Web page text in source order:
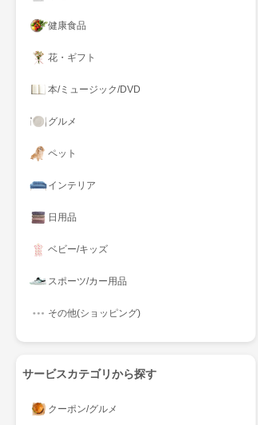
健康食品
花・ギフト
本/ミュージック/DVD
グルメ
ペット
インテリア
日用品
ベビー/キッズ
スポーツ/カー用品
その他(ショッピング)
サービスカテゴリから探す
クーポン/グルメ